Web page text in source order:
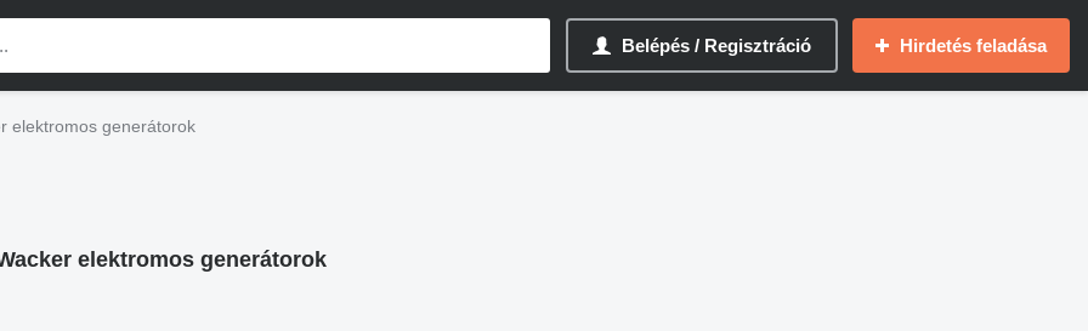
Belépés / Regisztráció Hirdetés feladása
elektromos generátorok
elektromos generátorok